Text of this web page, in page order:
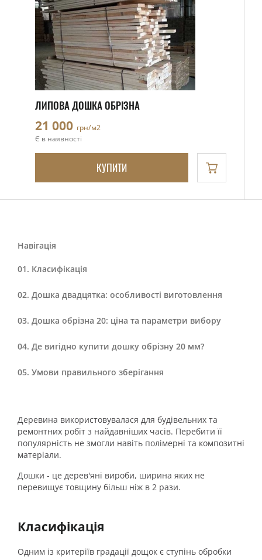
Навігація
Класифікація
Дошка двадцятка: особливості виготовлення
Дошка обрізна 20: ціна та параметри вибору
Де вигідно купити дошку обрізну 20 мм?
Умови правильного зберігання
Деревина використовувалася для будівельних та
ремонтних робіт з найдавніших часів. Перебити її
популярність не змогли навіть полімерні та композитні
матеріали.
Дошки - це дерев'яні вироби, ширина яких не
перевищує товщину більш ніж в 2 рази.
Класифікація
Одним із критеріїв градації дощок є ступінь обробки
ЛИПОВА ДОШКА ОБРІЗНА
21 000 грн/м2
Є в наявності
КУПИТИ